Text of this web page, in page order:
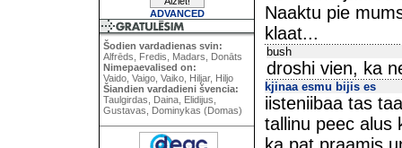
ADVANCED
Šodien vardadienas svin:
Alfrēds, Fredis, Madars, Donāts
Nimepaevalised on:
Vaido, Vaigo, Vaiko, Hiljar, Hiljo
Šiandien vardadieni švencia:
Taulgirdas, Daina, Elidijus,
Gustavas, Dominykas (Domas)
Naaktu pie
klaat...
bush
droshi vien, ka
kjinaa esmu bijis es
iisteniibaa tas
tallinu peec alus